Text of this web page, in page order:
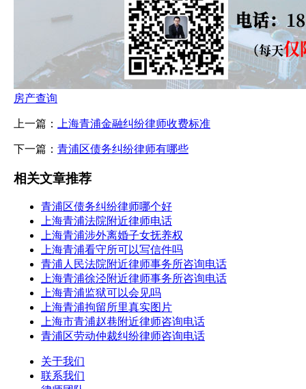
房产查询
上一篇： 上海青浦金融纠纷律师收费标准
下一篇： 青浦区债务纠纷律师有哪些
相关文章推荐
青浦区债务纠纷律师哪个好
上海青浦法院附近律师电话
上海青浦涉外离婚子女抚养权
上海青浦看守所可以写信件吗
青浦人民法院附近律师事务所咨询电话
上海青浦徐泾附近律师事务所咨询电话
上海青浦监狱可以会见吗
上海青浦拘留所里真实图片
上海市青浦赵巷附近律师咨询电话
青浦区劳动仲裁纠纷律师咨询电话
关于我们
联系我们